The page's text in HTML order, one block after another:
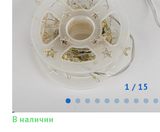
1 / 15
В наличии